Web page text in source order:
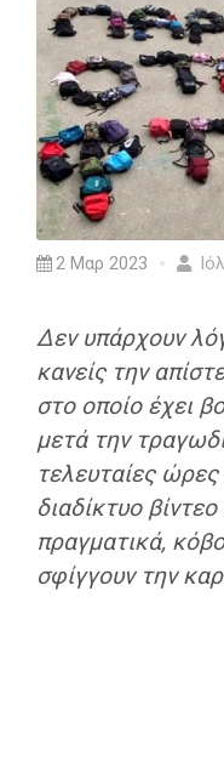
2 Μαρ 2023
Δεν υπάρχουν
κανείς την
στο οποίο έχει
μετά την
τελευταίες
διαδίκτυο
πραγματικά,
σφίγγουν την